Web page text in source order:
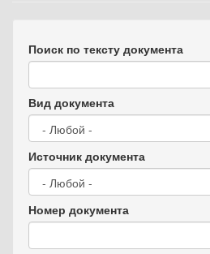
Поиск по тексту документа
Вид документа
Источник документа
Номер документа